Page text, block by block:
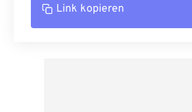
Link kopieren